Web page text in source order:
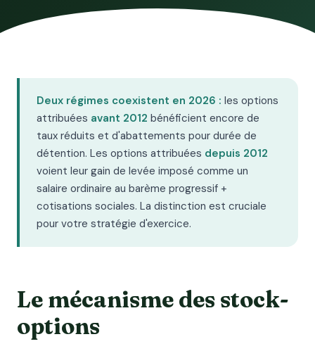
Deux régimes coexistent en 2026 : les options
attribuées avant 2012 bénéficient encore de
taux réduits et d'abattements pour durée de
détention. Les options attribuées depuis 2012
voient leur gain de levée imposé comme un
salaire ordinaire au barème progressif +
cotisations sociales. La distinction est cruciale
pour votre stratégie d'exercice.
Le mécanisme des stock-
options